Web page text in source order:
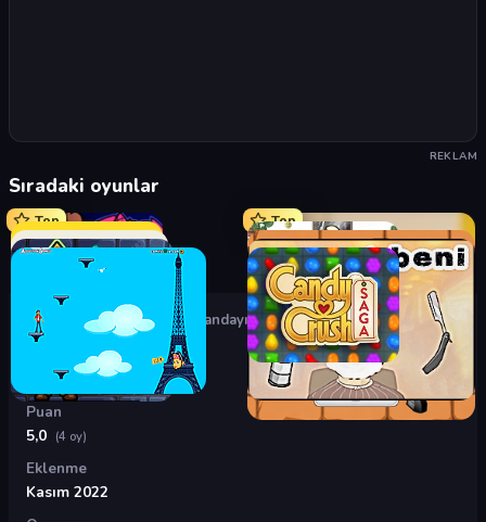
REKLAM
Sıradaki oyunlar
Top Top
Oyunlar Beceri Oyunları Pandayı Kurtar
Pandayı Kurtar
Puan
5,0 (4 oy)
Eklenme
Kasım 2022